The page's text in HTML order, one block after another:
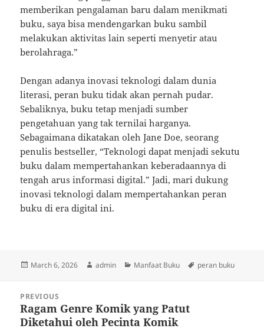
memberikan pengalaman baru dalam menikmati
buku, saya bisa mendengarkan buku sambil
melakukan aktivitas lain seperti menyetir atau
berolahraga.”
Dengan adanya inovasi teknologi dalam dunia
literasi, peran buku tidak akan pernah pudar.
Sebaliknya, buku tetap menjadi sumber
pengetahuan yang tak ternilai harganya.
Sebagaimana dikatakan oleh Jane Doe, seorang
penulis bestseller, “Teknologi dapat menjadi sekutu
buku dalam mempertahankan keberadaannya di
tengah arus informasi digital.” Jadi, mari dukung
inovasi teknologi dalam mempertahankan peran
buku di era digital ini.
Posted
March 6, 2026 Author
admin Categories
Manfaat Buku Tags
peran buku
navigation
PREVIOUS
Previous
post:
Ragam Genre Komik yang Patut
Diketahui oleh Pecinta Komik